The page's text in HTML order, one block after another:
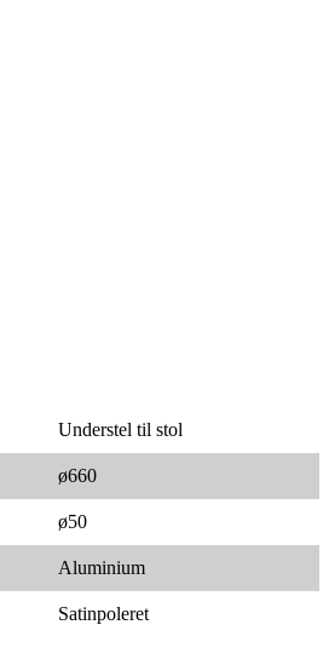
Understel til stol
ø660
ø50
Aluminium
Satinpoleret